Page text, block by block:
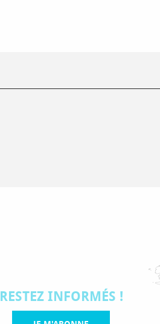
RESTEZ INFORMÉS !